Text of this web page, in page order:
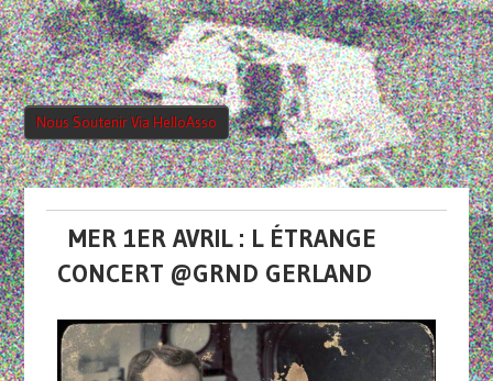
Nous Soutenir Via HelloAsso
MER 1ER AVRIL : L ÉTRANGE
CONCERT @GRND GERLAND